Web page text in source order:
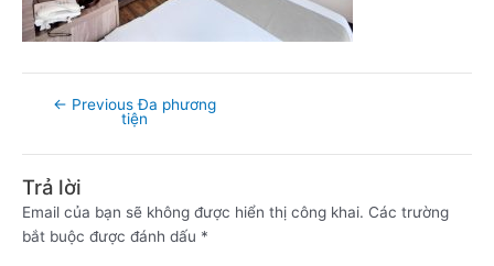
← Previous Đa phương
tiện
Trả lời
Email của bạn sẽ không được hiển thị công khai. Các trường
bắt buộc được đánh dấu *